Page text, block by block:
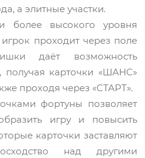
а элитные участки.
более высокого уровня
проходит через поле
даёт возможность
получая карточки «ШАНС»
проходя через «СТАРТ».
фортуны позволяет
игру и повысить
карточки заставляют
над другими